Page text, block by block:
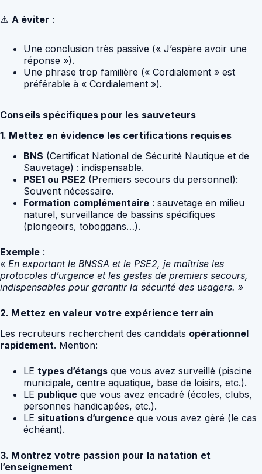
⚠️ A éviter :
Une conclusion très passive (« J’espère avoir une
réponse »).
Une phrase trop familière (« Cordialement » est
préférable à « Cordialement »).
Conseils spécifiques pour les sauveteurs
1. Mettez en évidence les certifications requises
BNS (Certificat National de Sécurité Nautique et de
Sauvetage) : indispensable.
PSE1 ou PSE2 (Premiers secours du personnel):
Souvent nécessaire.
Formation complémentaire : sauvetage en milieu
naturel, surveillance de bassins spécifiques
(plongeoirs, toboggans…).
Exemple :
« En exportant le BNSSA et le PSE2, je maîtrise les
protocoles d’urgence et les gestes de premiers secours,
indispensables pour garantir la sécurité des usagers. »
2. Mettez en valeur votre expérience terrain
Les recruteurs recherchent des candidats opérationnel
rapidement. Mention:
LE types d’étangs que vous avez surveillé (piscine
municipale, centre aquatique, base de loisirs, etc.).
LE publique que vous avez encadré (écoles, clubs,
personnes handicapées, etc.).
LE situations d’urgence que vous avez géré (le cas
échéant).
3. Montrez votre passion pour la natation et
l’enseignement